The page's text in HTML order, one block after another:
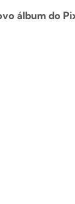
álbum do